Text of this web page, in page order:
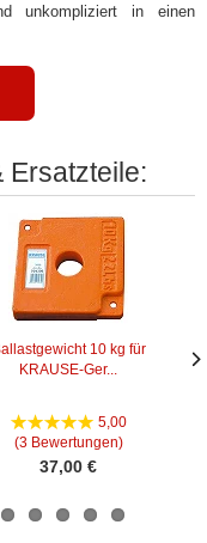
unkompliziert in einen
Ersatzteile:
10 kg für
KRAUSE-Ger...
5,00
(3 Bewertungen)
37,00 €